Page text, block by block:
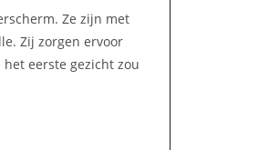
Ze zijn met
Zij zorgen ervoor
eerste gezicht zou